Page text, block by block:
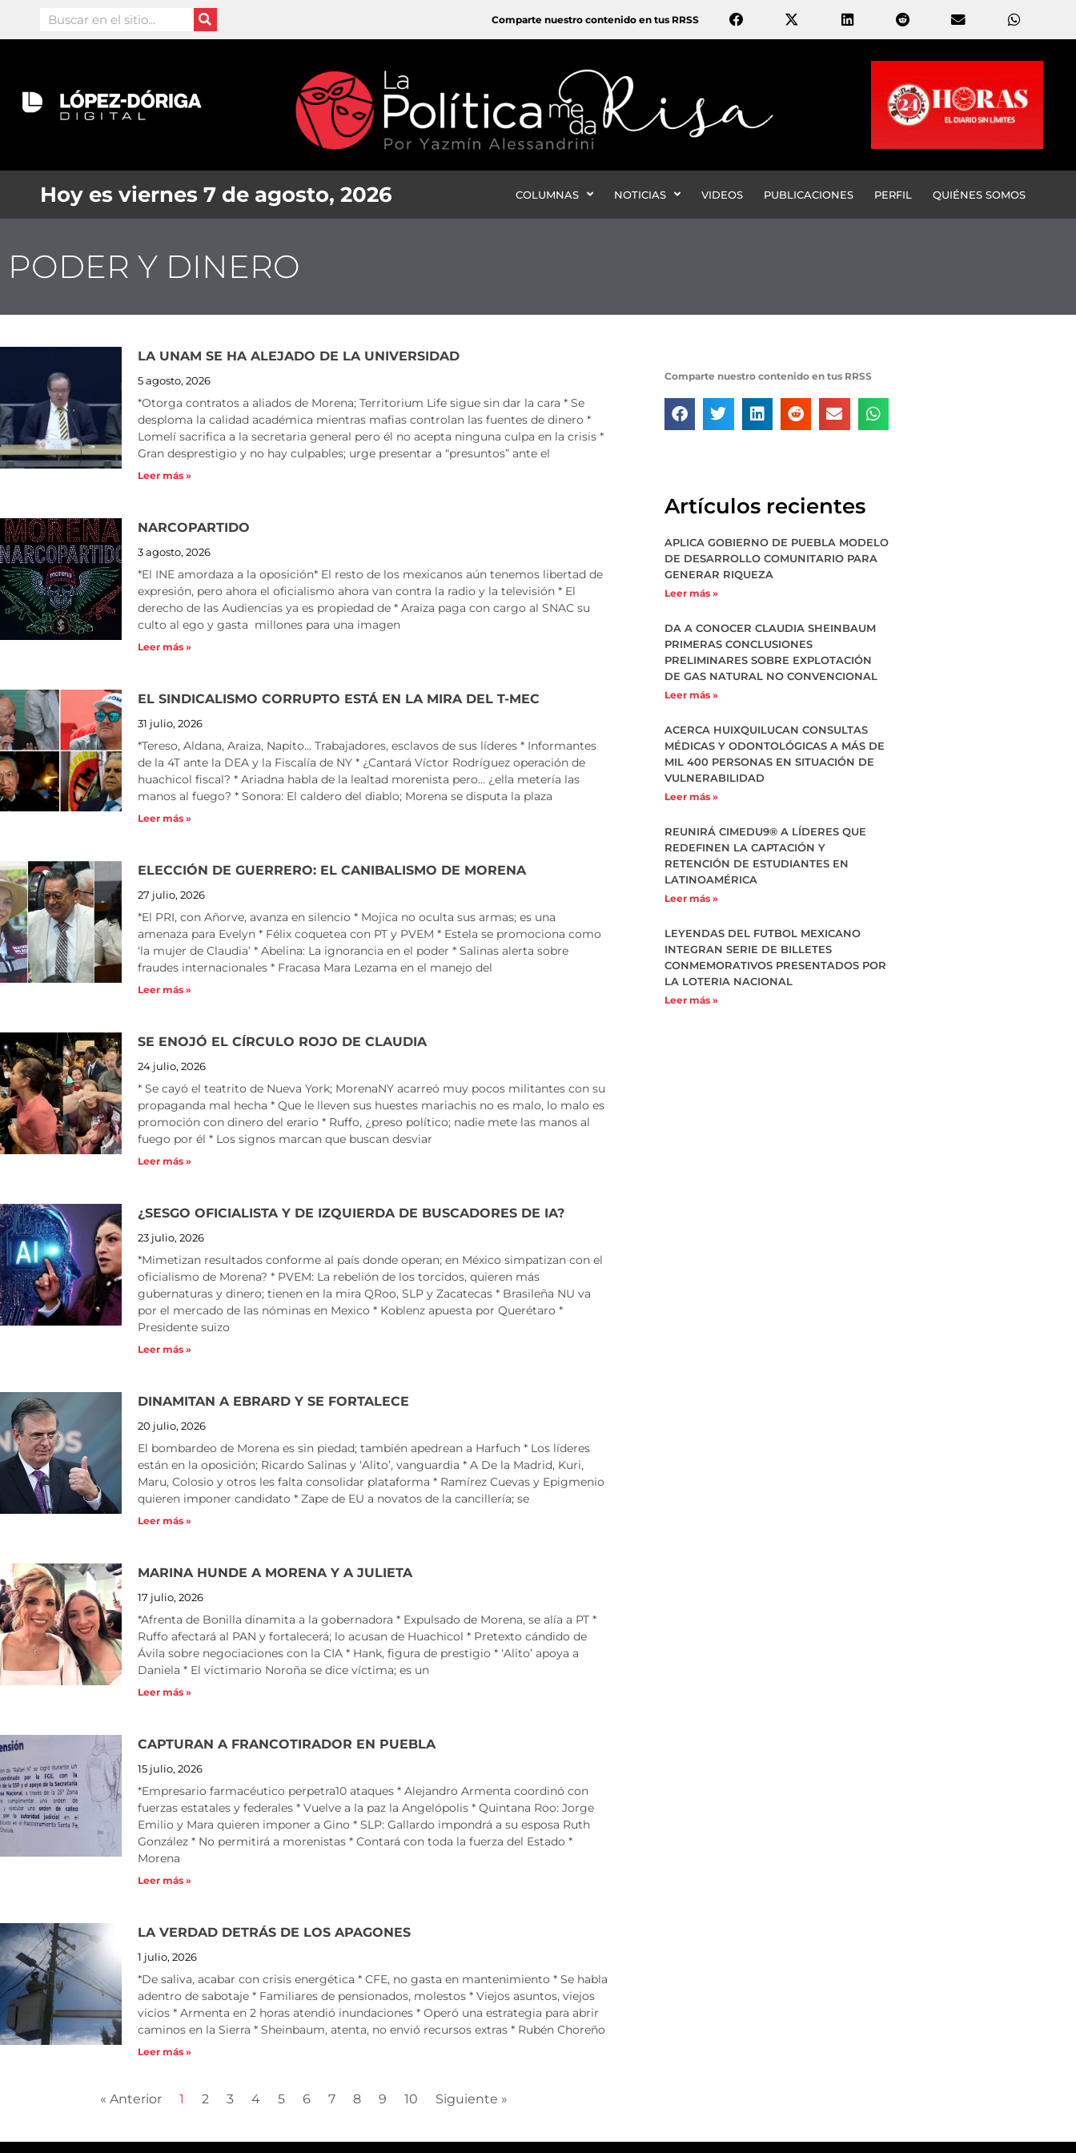
Search Comparte nuestro contenido en tus RRSS
Hoy es viernes 7 de agosto, 2026 COLUMNAS NOTICIAS VIDEOS PUBLICACIONES PERFIL QUIÉNES SOMOS
PODER Y DINERO
LA UNAM SE HA ALEJADO DE LA UNIVERSIDAD
5 agosto, 2026
*Otorga contratos a aliados de Morena; Territorium Life sigue sin dar la cara * Se
desploma la calidad académica mientras mafias controlan las fuentes de dinero *
Lomelí sacrifica a la secretaria general pero él no acepta ninguna culpa en la crisis *
Gran desprestigio y no hay culpables; urge presentar a “presuntos” ante el
Leer más »
NARCOPARTIDO
3 agosto, 2026
*El INE amordaza a la oposición* El resto de los mexicanos aún tenemos libertad de
expresión, pero ahora el oficialismo ahora van contra la radio y la televisión * El
derecho de las Audiencias ya es propiedad de * Araiza paga con cargo al SNAC su
culto al ego y gasta millones para una imagen
Leer más »
EL SINDICALISMO CORRUPTO ESTÁ EN LA MIRA DEL T-MEC
31 julio, 2026
*Tereso, Aldana, Araiza, Napito… Trabajadores, esclavos de sus líderes * Informantes
de la 4T ante la DEA y la Fiscalía de NY * ¿Cantará Víctor Rodríguez operación de
huachicol fiscal? * Ariadna habla de la lealtad morenista pero… ¿ella metería las
manos al fuego? * Sonora: El caldero del diablo; Morena se disputa la plaza
Leer más »
ELECCIÓN DE GUERRERO: EL CANIBALISMO DE MORENA
27 julio, 2026
*El PRI, con Añorve, avanza en silencio * Mojica no oculta sus armas; es una
amenaza para Evelyn * Félix coquetea con PT y PVEM * Estela se promociona como
‘la mujer de Claudia’ * Abelina: La ignorancia en el poder * Salinas alerta sobre
fraudes internacionales * Fracasa Mara Lezama en el manejo del
Leer más »
SE ENOJÓ EL CÍRCULO ROJO DE CLAUDIA
24 julio, 2026
* Se cayó el teatrito de Nueva York; MorenaNY acarreó muy pocos militantes con su
propaganda mal hecha * Que le lleven sus huestes mariachis no es malo, lo malo es
promoción con dinero del erario * Ruffo, ¿preso político; nadie mete las manos al
fuego por él * Los signos marcan que buscan desviar
Leer más »
¿SESGO OFICIALISTA Y DE IZQUIERDA DE BUSCADORES DE IA?
23 julio, 2026
*Mimetizan resultados conforme al país donde operan; en México simpatizan con el
oficialismo de Morena? * PVEM: La rebelión de los torcidos, quieren más
gubernaturas y dinero; tienen en la mira QRoo, SLP y Zacatecas * Brasileña NU va
por el mercado de las nóminas en Mexico * Koblenz apuesta por Querétaro *
Presidente suizo
Leer más »
DINAMITAN A EBRARD Y SE FORTALECE
20 julio, 2026
El bombardeo de Morena es sin piedad; también apedrean a Harfuch * Los líderes
están en la oposición; Ricardo Salinas y ‘Alito’, vanguardia * A De la Madrid, Kuri,
Maru, Colosio y otros les falta consolidar plataforma * Ramírez Cuevas y Epigmenio
quieren imponer candidato * Zape de EU a novatos de la cancillería; se
Leer más »
MARINA HUNDE A MORENA Y A JULIETA
17 julio, 2026
*Afrenta de Bonilla dinamita a la gobernadora * Expulsado de Morena, se alía a PT *
Ruffo afectará al PAN y fortalecerá; lo acusan de Huachicol * Pretexto cándido de
Ávila sobre negociaciones con la CIA * Hank, figura de prestigio * ‘Alito’ apoya a
Daniela * El victimario Noroña se dice víctima; es un
Leer más »
CAPTURAN A FRANCOTIRADOR EN PUEBLA
15 julio, 2026
*Empresario farmacéutico perpetra10 ataques * Alejandro Armenta coordinó con
fuerzas estatales y federales * Vuelve a la paz la Angelópolis * Quintana Roo: Jorge
Emilio y Mara quieren imponer a Gino * SLP: Gallardo impondrá a su esposa Ruth
González * No permitirá a morenistas * Contará con toda la fuerza del Estado *
Morena
Leer más »
LA VERDAD DETRÁS DE LOS APAGONES
1 julio, 2026
*De saliva, acabar con crisis energética * CFE, no gasta en mantenimiento * Se habla
adentro de sabotaje * Familiares de pensionados, molestos * Viejos asuntos, viejos
vicios * Armenta en 2 horas atendió inundaciones * Operó una estrategia para abrir
caminos en la Sierra * Sheinbaum, atenta, no envió recursos extras * Rubén Choreño
Leer más »
« Anterior
Page
1
Page
2
Page
3
Page
4
Page
5
Page
6
Page
7
Page
8
Page
9
Page
10 Siguiente »
Comparte nuestro contenido en tus RRSS
Artículos recientes
APLICA GOBIERNO DE PUEBLA MODELO
DE DESARROLLO COMUNITARIO PARA
GENERAR RIQUEZA
Leer más »
DA A CONOCER CLAUDIA SHEINBAUM
PRIMERAS CONCLUSIONES
PRELIMINARES SOBRE EXPLOTACIÓN
DE GAS NATURAL NO CONVENCIONAL
Leer más »
ACERCA HUIXQUILUCAN CONSULTAS
MÉDICAS Y ODONTOLÓGICAS A MÁS DE
MIL 400 PERSONAS EN SITUACIÓN DE
VULNERABILIDAD
Leer más »
REUNIRÁ CIMEDU9®️ A LÍDERES QUE
REDEFINEN LA CAPTACIÓN Y
RETENCIÓN DE ESTUDIANTES EN
LATINOAMÉRICA
Leer más »
LEYENDAS DEL FUTBOL MEXICANO
INTEGRAN SERIE DE BILLETES
CONMEMORATIVOS PRESENTADOS POR
LA LOTERIA NACIONAL
Leer más »